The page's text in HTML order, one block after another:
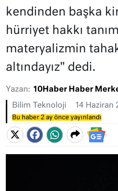
kendinden başka
hürriyet hakkı
materyalizmin
altındayız" dedi.
Yazan: 10Haber Haber
Bilim Teknoloji 14 Haziran
Bu haber 2 ay önce yayınlandı